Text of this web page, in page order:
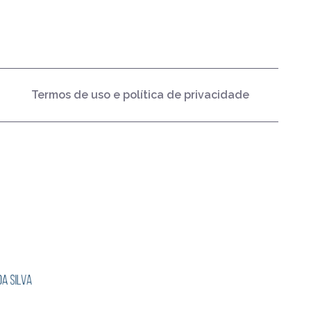
Termos de uso e política de privacidade